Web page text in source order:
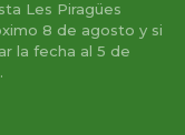
Les Piragües
8 de agosto y si
la fecha al 5 de